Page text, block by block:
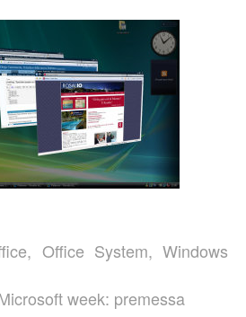
, Office System,Windows
week: premessa